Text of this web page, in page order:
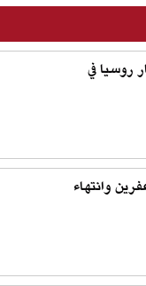
روسيا في
وانتهاء